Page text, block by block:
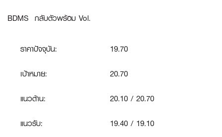
BDMS กลับตัวพร้อม Vol.
ราคาปัจจุบัน:
19.70
เป้าหมาย:
20.70
แนวต้าน:
20.10 / 20.70
แนวรับ:
19.40 / 19.10